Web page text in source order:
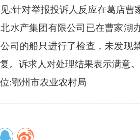
:针对举报投诉人反应在葛店曹
水产集团有限公司已在曹家湖
司的船只进行了检查，未发现
。 诉求人对处理结果表示满意。
:鄂州市农业农村局